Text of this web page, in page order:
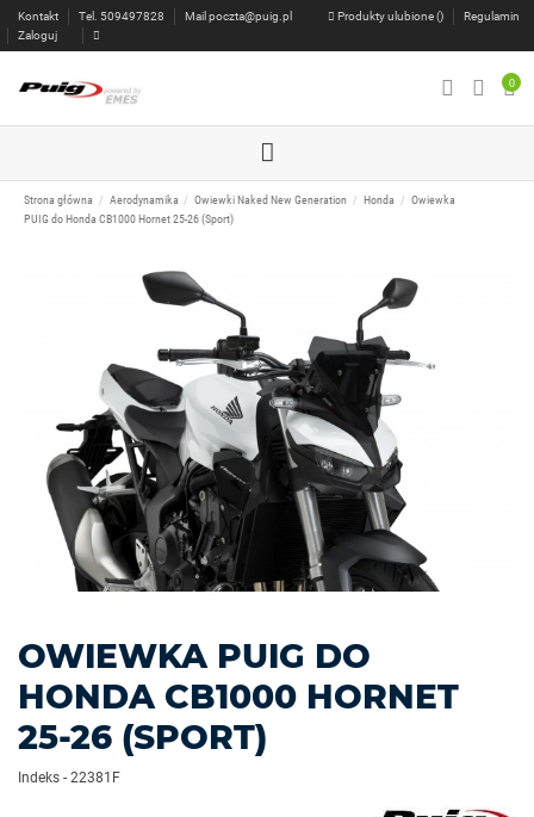
Kontakt Tel. 509497828 Mail poczta@puig.pl Produkty ulubione ()
Regulamin
Zaloguj
0
Strona główna Aerodynamika Owiewki Naked New Generation Honda
Owiewka
PUIG do Honda CB1000 Hornet 25-26 (Sport)
OWIEWKA PUIG DO
HONDA CB1000 HORNET
25-26 (SPORT)
Indeks - 22381F